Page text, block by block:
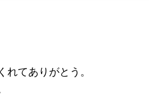
れてありがとう。